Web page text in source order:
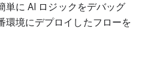
単に AI ロジックをデバッグ
環境にデプロイしたフローを